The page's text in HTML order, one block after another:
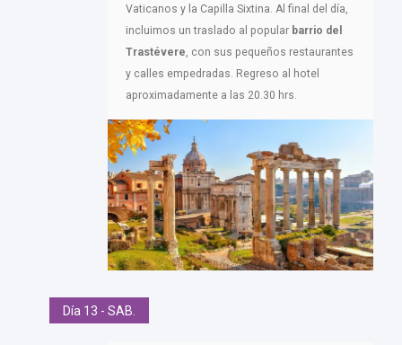
Vaticanos y la Capilla Sixtina. Al final del día,
incluimos un traslado al popular barrio del
Trastévere , con sus pequeños restaurantes
y calles empedradas. Regreso al hotel
aproximadamente a las 20.30 hrs.
Día 13 - SAB.